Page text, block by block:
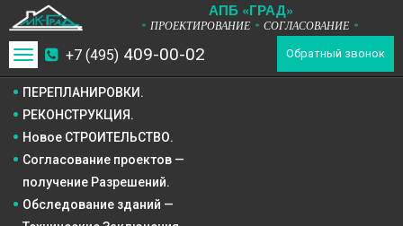
АПБ «ГРАД»
* ПРОЕКТИРОВАНИЕ * СОГЛАСОВАНИЕ *
+7 (495) 409-00-02 Обратный звонок
Toggle
navigation
ПЕРЕПЛАНИРОВКИ.
РЕКОНСТРУКЦИЯ.
Новое СТРОИТЕЛЬСТВО.
Согласование проектов —
получение Разрешений.
Обследование зданий —